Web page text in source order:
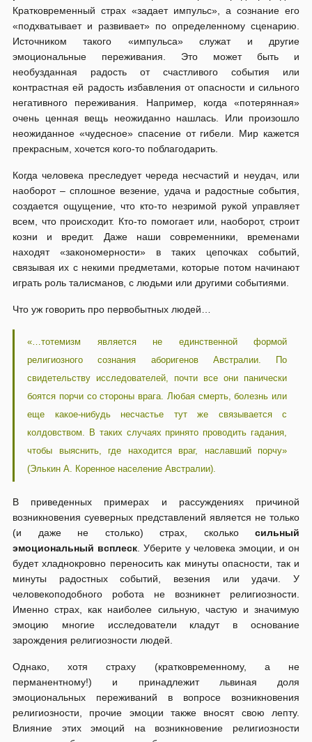
Кратковременный страх «задает импульс», а сознание его
«подхватывает и развивает» по определенному сценарию.
Источником такого «импульса» служат и другие
эмоциональные переживания. Это может быть и
необузданная радость от счастливого события или
контрастная ей радость избавления от опасности и сильного
негативного переживания. Например, когда «потерянная»
очень ценная вещь неожиданно нашлась. Или произошло
неожиданное «чудесное» спасение от гибели. Мир кажется
прекрасным, хочется кого-то поблагодарить.
Когда человека преследует череда несчастий и неудач, или
наоборот – сплошное везение, удача и радостные события,
создается ощущение, что кто-то незримой рукой управляет
всем, что происходит. Кто-то помогает или, наоборот, строит
козни и вредит. Даже наши современники, временами
находят «закономерности» в таких цепочках событий,
связывая их с некими предметами, которые потом начинают
играть роль талисманов, с людьми или другими событиями.
Что уж говорить про первобытных людей…
«…тотемизм является не единственной формой
религиозного сознания аборигенов Австралии. По
свидетельству исследователей, почти все они панически
боятся порчи со стороны врага. Любая смерть, болезнь или
еще какое-нибудь несчастье тут же связывается с
колдовством. В таких случаях принято проводить гадания,
чтобы выяснить, где находится враг, наславший порчу»
(Элькин А. Коренное население Австралии).
В приведенных примерах и рассуждениях причиной
возникновения суеверных представлений является не только
(и даже не столько) страх, сколько сильный
эмоциональный всплеск . Уберите у человека эмоции, и он
будет хладнокровно переносить как минуты опасности, так и
минуты радостных событий, везения или удачи. У
человекоподобного робота не возникнет религиозности.
Именно страх, как наиболее сильную, частую и значимую
эмоцию многие исследователи кладут в основание
зарождения религиозности людей.
Однако, хотя страху (кратковременному, а не
перманентному!) и принадлежит львиная доля
эмоциональных переживаний в вопросе возникновения
религиозности, прочие эмоции также вносят свою лепту.
Влияние этих эмоций на возникновение религиозности